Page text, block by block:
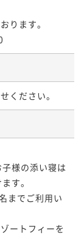
ります。
ください。
様の添い寝は
す。
までご利用い
ートフィーを